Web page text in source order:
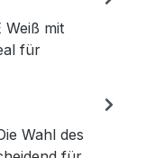
Weiß mit
für
Wahl des